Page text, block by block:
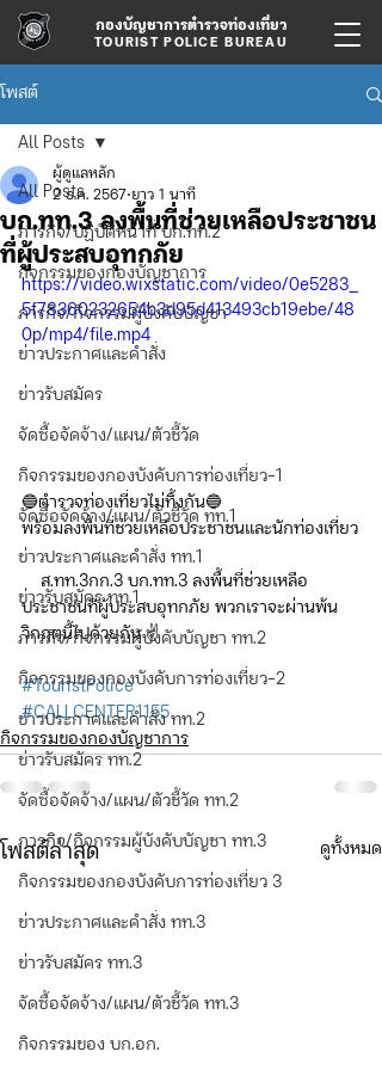
กองบัญชาการตำรวจท่องเที่ยว
TOURIST POLICE BUREAU
โพสต์
All Posts
ภารกิจ/ปฏิบัติหน้าที่ บก.ทท.2
กิจกรรมของกองบัญชาการ
ภารกิจ/กิจกรรมผู้บังคับบัญชา
ข่าวประกาศและคำสั่ง
ข่าวรับสมัคร
จัดซื้อจัดจ้าง/แผน/ตัวชี้วัด
กิจกรรมของกองบังคับการท่องเที่ยว-1
จัดซื้อจัดจ้าง/แผน/ตัวชี้วัด ทท.1
ข่าวประกาศและคำสั่ง ทท.1
ข่าวรับสมัคร ทท.1
ภารกิจ/กิจกรรมผู้บังคับบัญชา ทท.2
กิจกรรมของกองบังคับการท่องเที่ยว-2
ข่าวประกาศและคำสั่ง ทท.2
ข่าวรับสมัคร ทท.2
จัดซื้อจัดจ้าง/แผน/ตัวชี้วัด ทท.2
ภารกิจ/กิจกรรมผู้บังคับบัญชา ทท.3
กิจกรรมของกองบังคับการท่องเที่ยว 3
ข่าวประกาศและคำสั่ง ทท.3
ข่าวรับสมัคร ทท.3
จัดซื้อจัดจ้าง/แผน/ตัวชี้วัด ทท.3
กิจกรรมของ บก.อก.
All Posts
บก.ทท.3 ลงพื้นที่ช่วยเหลือประชาชน
ที่ผู้ประสบอุทกภัย
ผู้ดูแลหลัก
2 ธ.ค. 2567 ยาว 1 นาที
https://video.wixstatic.com/video/0e5283_
5f78360232654b3d95d413493cb19ebe/48
0p/mp4/file.mp4
🔵ตำรวจท่องเที่ยวไม่ทิ้งกัน🔵
พร้อมลงพื้นที่ช่วยเหลือประชาชนและนักท่องเที่ยว
ประชาชนที่ผู้ประสบอุทกภัย พวกเราจะผ่านพ้น
วิกฤตนี้ไปด้วยกัน ✌️
#TouristPolice
#CALLCENTER1155
กิจกรรมของกองบัญชาการ
โพสต์ล่าสุด ดูทั้งหมด